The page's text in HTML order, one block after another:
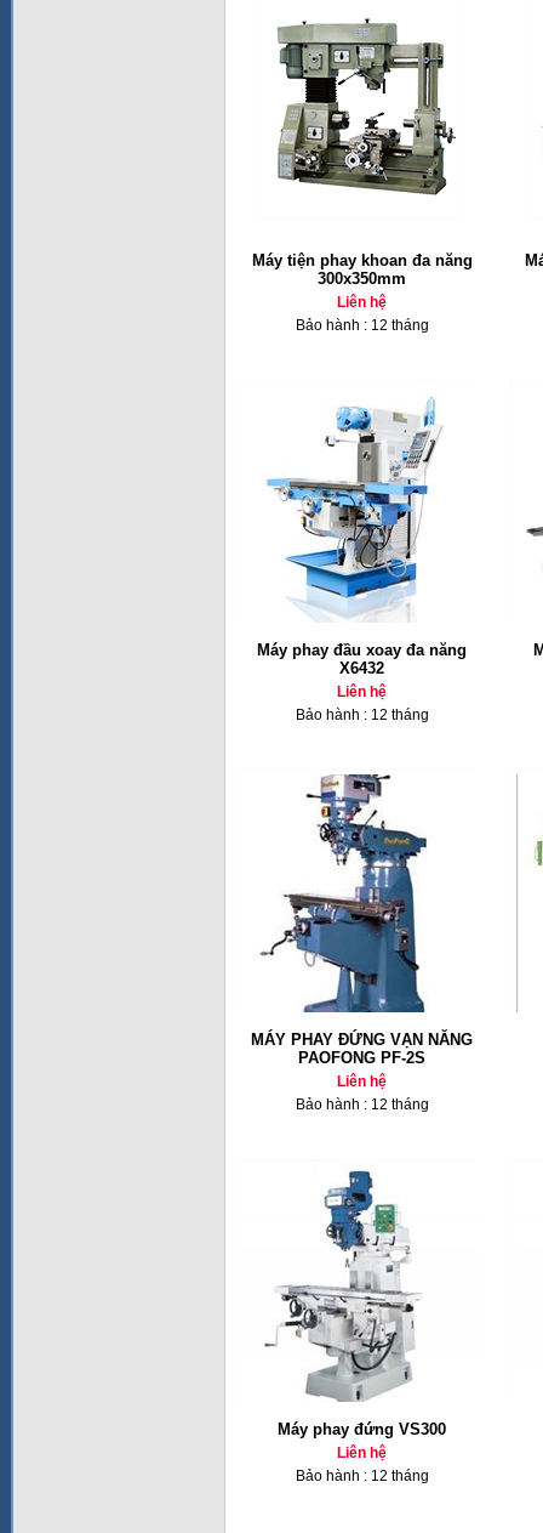
Máy tiện phay khoan đa năng
300x350mm
Liên hệ
Bảo hành : 12 tháng
Máy phay đầu xoay đa năng
X6432
Liên hệ
Bảo hành : 12 tháng
MÁY PHAY ĐỨNG VẠN NĂNG
PAOFONG PF-2S
Liên hệ
Bảo hành : 12 tháng
Máy phay đứng VS300
Liên hệ
Bảo hành : 12 tháng